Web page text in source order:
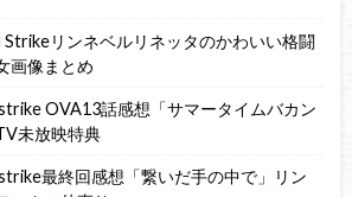
Strikeリンネベルリネッタのかわいい格闘
画像まとめ
OVA13話感想「サマータイムバカン
未放映特典
最終回感想「繋いだ手の中で」リン